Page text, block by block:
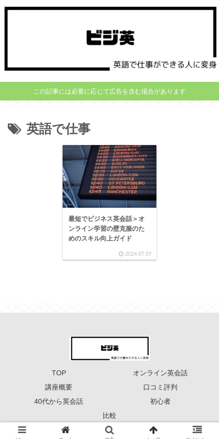
この記事には必要に応じて広告を含む場合があります
英語で仕事
最短でビジネス英会話＞オ
ンライン学習の壁克服のた
めのスキル向上ガイド
2024.07.07
TOP
オンライン英会話
講座概要
口コミ評判
40代から英会話
初心者
比較
Copyright © 2023 ーーー ビジ英 ーーー All Rights Reserved.